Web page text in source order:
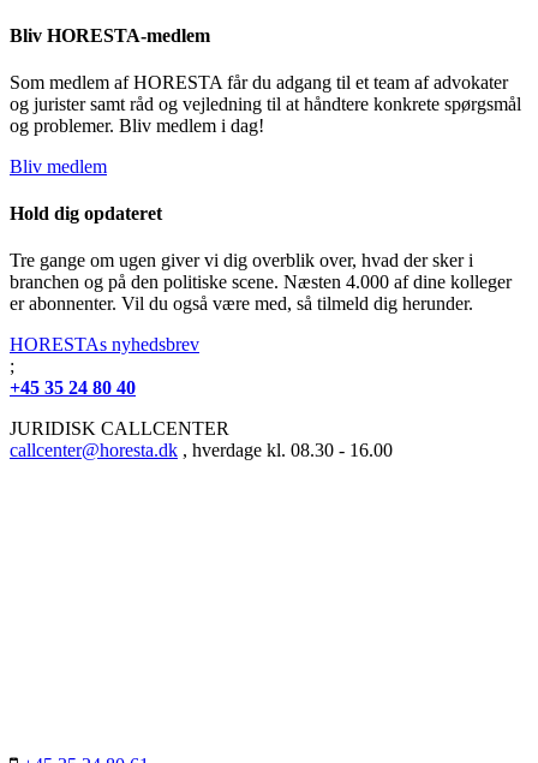
Bliv HORESTA-medlem
Som medlem af HORESTA får du adgang til et team af advokater
og jurister samt råd og vejledning til at håndtere konkrete spørgsmål
og problemer. Bliv medlem i dag!
Bliv medlem
Hold dig opdateret
Tre gange om ugen giver vi dig overblik over, hvad der sker i
branchen og på den politiske scene. Næsten 4.000 af dine kolleger
er abonnenter. Vil du også være med, så tilmeld dig herunder.
HORESTAs nyhedsbrev
;
+45 35 24 80 40
JURIDISK CALLCENTER
callcenter@horesta.dk , hverdage kl. 08.30 - 16.00